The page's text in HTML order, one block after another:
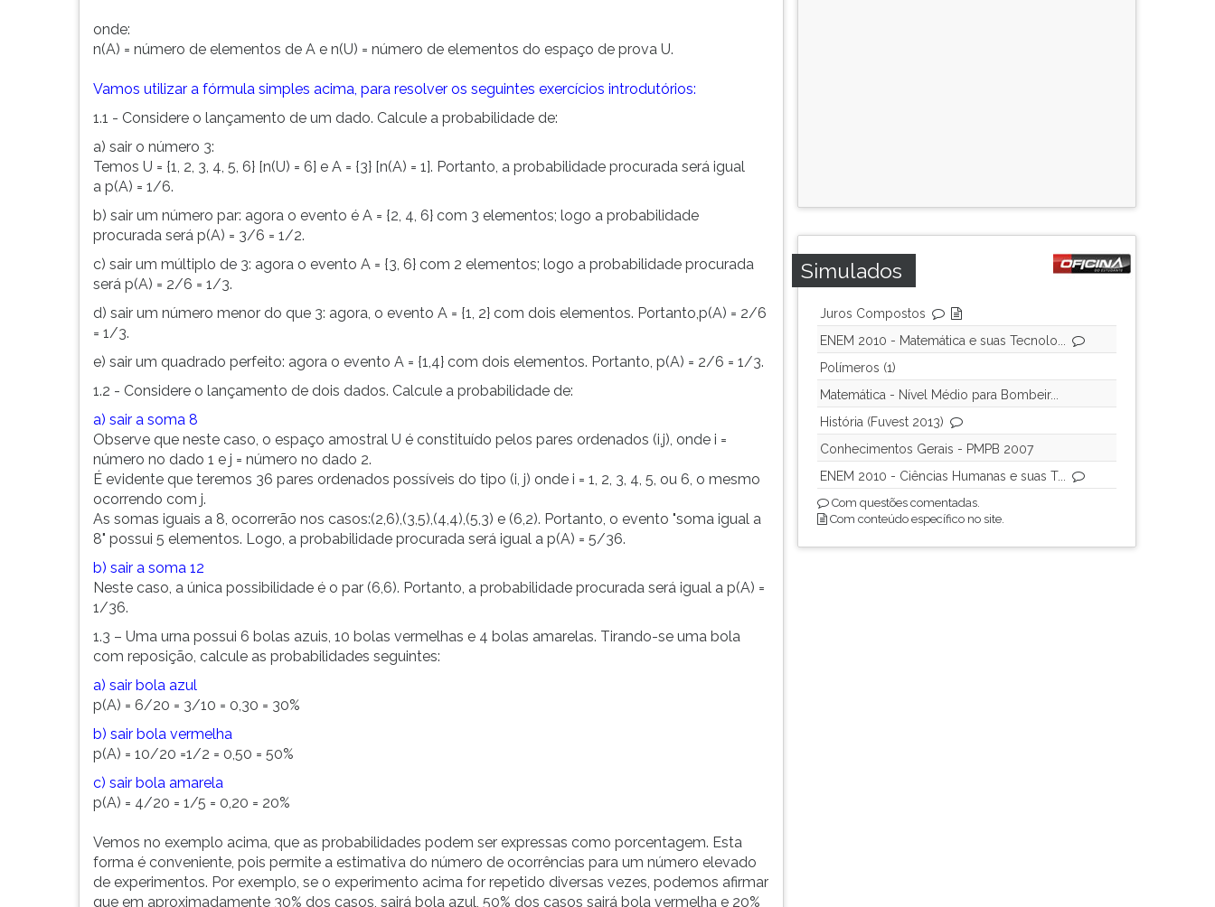
onde:
n(A) = número de elementos de A e n(U) = número de elementos do espaço de prova U.
Vamos utilizar a fórmula simples acima, para resolver os seguintes exercícios introdutórios:
1.1 - Considere o lançamento de um dado. Calcule a probabilidade de:
a) sair o número 3:
Temos U = {1, 2, 3, 4, 5, 6} [n(U) = 6] e A = {3} [n(A) = 1]. Portanto, a probabilidade procurada será igual
a p(A) = 1/6.
b) sair um número par: agora o evento é A = {2, 4, 6} com 3 elementos; logo a probabilidade
procurada será p(A) = 3/6 = 1/2.
c) sair um múltiplo de 3: agora o evento A = {3, 6} com 2 elementos; logo a probabilidade procurada
será p(A) = 2/6 = 1/3.
d) sair um número menor do que 3: agora, o evento A = {1, 2} com dois elementos. Portanto,p(A) = 2/6
= 1/3.
e) sair um quadrado perfeito: agora o evento A = {1,4} com dois elementos. Portanto, p(A) = 2/6 = 1/3.
1.2 - Considere o lançamento de dois dados. Calcule a probabilidade de:
a) sair a soma 8
Observe que neste caso, o espaço amostral U é constituído pelos pares ordenados (i,j), onde i =
número no dado 1 e j = número no dado 2.
É evidente que teremos 36 pares ordenados possíveis do tipo (i, j) onde i = 1, 2, 3, 4, 5, ou 6, o mesmo
ocorrendo com j.
As somas iguais a 8, ocorrerão nos casos:(2,6),(3,5),(4,4),(5,3) e (6,2). Portanto, o evento "soma igual a
8" possui 5 elementos. Logo, a probabilidade procurada será igual a p(A) = 5/36.
b) sair a soma 12
Neste caso, a única possibilidade é o par (6,6). Portanto, a probabilidade procurada será igual a p(A) =
1/36.
1.3 – Uma urna possui 6 bolas azuis, 10 bolas vermelhas e 4 bolas amarelas. Tirando-se uma bola
com reposição, calcule as probabilidades seguintes:
a) sair bola azul
p(A) = 6/20 = 3/10 = 0,30 = 30%
b) sair bola vermelha
p(A) = 10/20 =1/2 = 0,50 = 50%
c) sair bola amarela
p(A) = 4/20 = 1/5 = 0,20 = 20%
Vemos no exemplo acima, que as probabilidades podem ser expressas como porcentagem. Esta
forma é conveniente, pois permite a estimativa do número de ocorrências para um número elevado
de experimentos. Por exemplo, se o experimento acima for repetido diversas vezes, podemos afirmar
que em aproximadamente 30% dos casos, sairá bola azul, 50% dos casos sairá bola vermelha e 20%
Simulados
Juros Compostos
ENEM 2010 - Matemática e suas Tecnolo...
Polímeros (1)
Matemática - Nível Médio para Bombeir...
História (Fuvest 2013)
Conhecimentos Gerais - PMPB 2007
ENEM 2010 - Ciências Humanas e suas T...
Com questões comentadas.
Com conteúdo específico no site.